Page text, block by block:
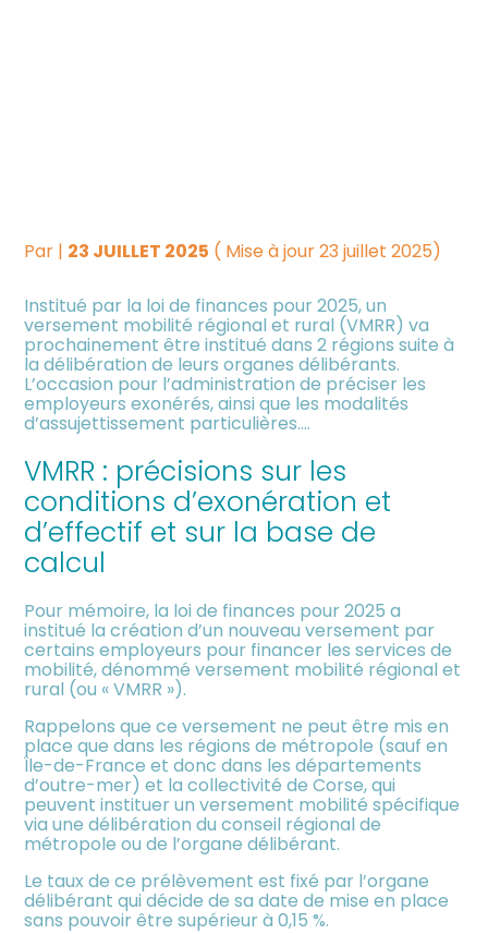
Construire votre patrimoine
Être prêt pour la facturation
électronique
Investir dans la location
meublée
Par | 23 JUILLET 2025 ( Mise à jour 23 juillet 2025)
Institué par la loi de finances pour 2025, un
versement mobilité régional et rural (VMRR) va
prochainement être institué dans 2 régions suite à
la délibération de leurs organes délibérants.
L’occasion pour l’administration de préciser les
employeurs exonérés, ainsi que les modalités
d’assujettissement particulières….
VMRR : précisions sur les
conditions d’exonération et
d’effectif et sur la base de
calcul
Pour mémoire, la loi de finances pour 2025 a
institué la création d’un nouveau versement par
certains employeurs pour financer les services de
mobilité, dénommé versement mobilité régional et
rural (ou « VMRR »).
Rappelons que ce versement ne peut être mis en
place que dans les régions de métropole (sauf en
Île-de-France et donc dans les départements
d’outre-mer) et la collectivité de Corse, qui
peuvent instituer un versement mobilité spécifique
via une délibération du conseil régional de
métropole ou de l’organe délibérant.
Le taux de ce prélèvement est fixé par l’organe
délibérant qui décide de sa date de mise en place
sans pouvoir être supérieur à 0,15 %.